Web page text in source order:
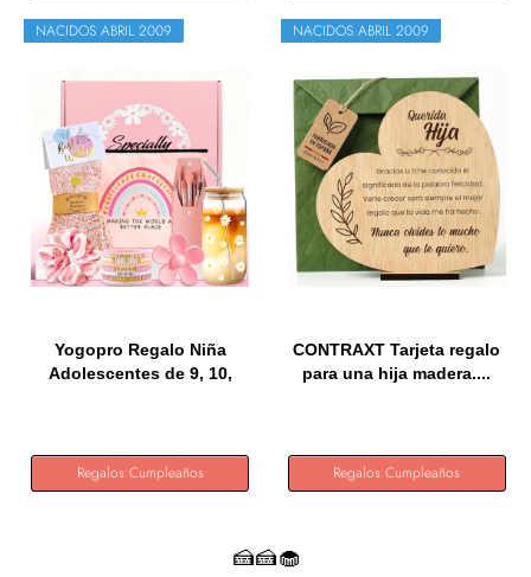
NACIDOS ABRIL 2009
Yogopro Regalo Niña
Adolescentes de 9, 10,
Regalos Cumpleaños
NACIDOS ABRIL 2009
CONTRAXT Tarjeta regalo
para una hija madera....
Regalos Cumpleaños
🍰🍰🧁